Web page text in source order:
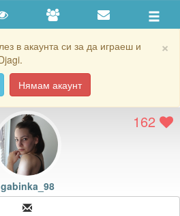
×
в акаунта си за да играеш и
Нямам акаунт
162
gabinka_98